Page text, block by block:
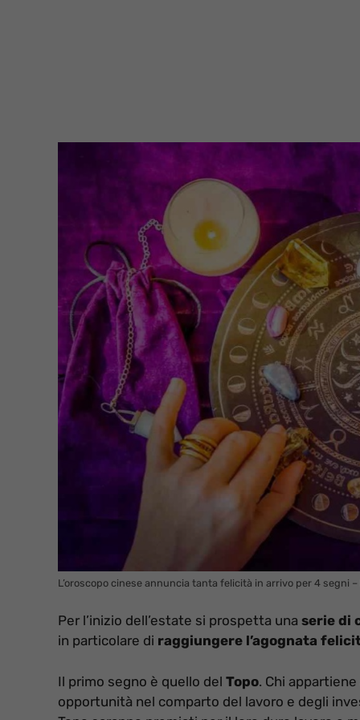
L’oroscopo cinese annuncia tanta felicità in arrivo per 4 segni
Per l’inizio dell’estate si prospetta una serie di
in particolare di raggiungere l’agognata
Il primo segno è quello del Topo. Chi
opportunità nel comparto del lavoro e degli